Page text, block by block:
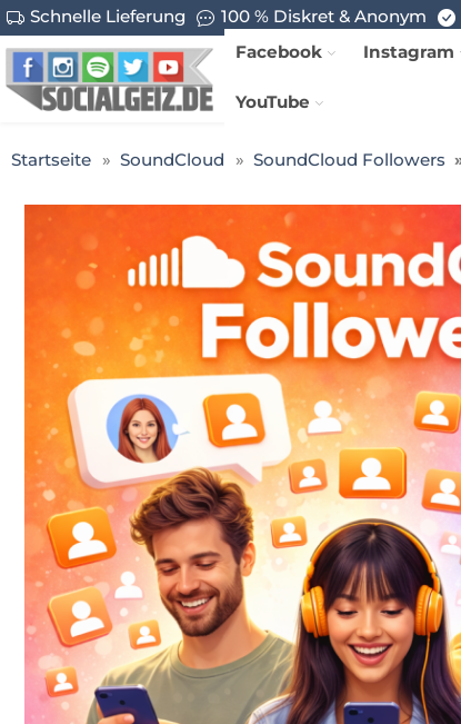
Schnelle Lieferung 100 % Diskret & Anonym
Facebook
Instagram
YouTube
Startseite SoundCloud SoundCloud Followers